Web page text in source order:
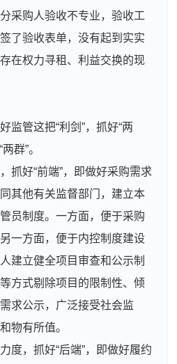
采购人验收不专业，验收工
了验收表单，没有起到实实
在权力寻租、利益交换的现
管这把“利剑”，抓好“两
群”。
抓好“前端”，即做好采购需求
其他有关监督部门，建立本
员制度。一方面，便于采购
一方面，便于内控制度建设
建立健全项目审查和公示制
方式剔除项目的限制性、倾
求公示，广泛接受社会监
物有所值。
度，抓好“后端”，即做好履约